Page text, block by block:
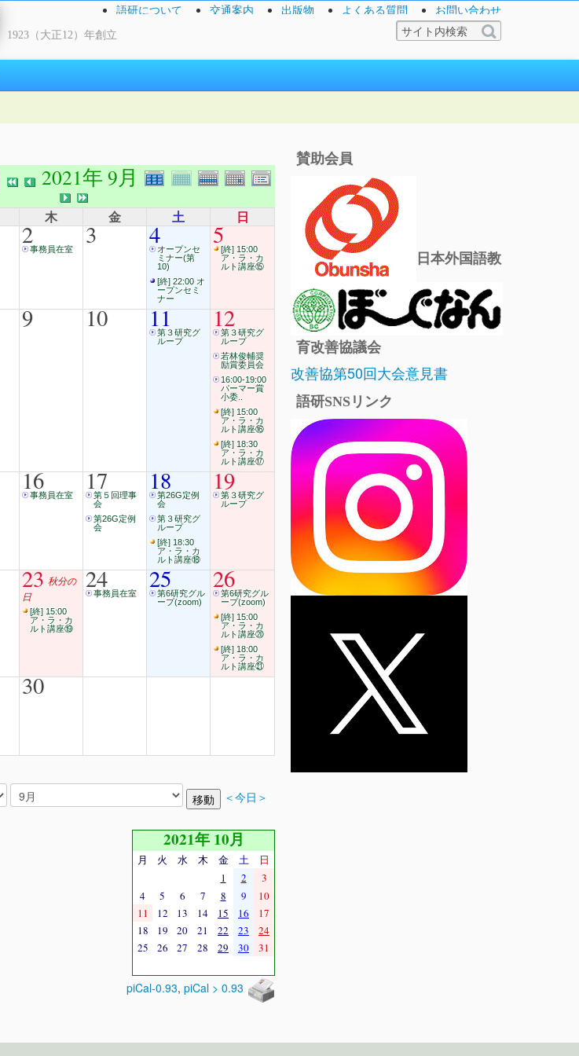
1923（大正12）年創立
語研について 交通案内 出版物 よくある質問 お問い合わせ
2021年 9月
木 金 土 日
2事務員在室 3 4オープンセ
ミナー(第
10)
[終] 22:00 オ
ープンセミ
ナー
5[終] 15:00
ア・ラ・カ
ルト講座⑮
9 10 11
第３研究グ
ループ
12
第３研究グ
ループ
若林俊輔奨
励賞委員会
16:00-19:00
パーマー賞
小委..
[終] 15:00
ア・ラ・カ
ルト講座⑯
[終] 18:30
ア・ラ・カ
ルト講座⑰
16
事務員在室 17
第５回理事
会
第26G定例
会
18
第26G定例
会
第３研究グ
ループ
[終] 18:30
ア・ラ・カ
ルト講座⑱
19
第３研究グ
ループ
23 秋分の
日
[終] 15:00
ア・ラ・カ
ルト講座⑲
24
事務員在室 25
第6研究グル
ープ(zoom)
26
第6研究グル
ープ(zoom)
[終] 15:00
ア・ラ・カ
ルト講座⑳
[終] 18:00
ア・ラ・カ
ルト講座㉑
30
＜今日＞
2021年 10月
月 火 水 木 金 土
日
1
2
3
4
5 6 7 8 9
10
11
12 13 14 15 16
17
18
19 20 21 22 23
24
25
26 27 28 29 30 31
piCal-0.93, piCal > 0.93
賛助会員
日本外国語教
育改善協議会
改善協第50回大会意見書
語研SNSリンク